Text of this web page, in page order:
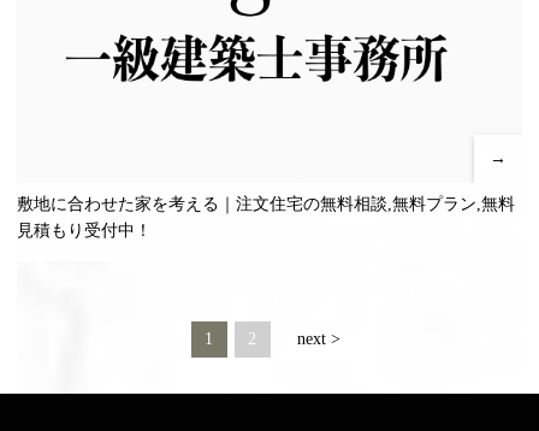
→
敷地に合わせた家を考える｜注文住宅の無料相談,無料プラン,無料
見積もり受付中！
稿
1 2 next >